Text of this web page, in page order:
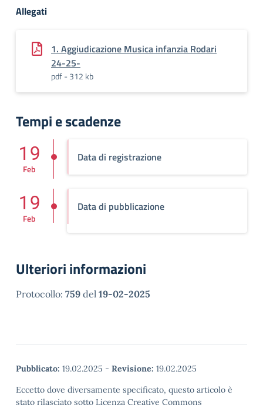
Allegati
1. Aggiudicazione Musica infanzia Rodari
24-25-
pdf - 312 kb
Tempi e scadenze
Data di registrazione
19
Feb
Data di pubblicazione
19
Feb
Ulteriori informazioni
Protocollo: 759 del 19-02-2025
Pubblicato: 19.02.2025 - Revisione: 19.02.2025
Eccetto dove diversamente specificato, questo articolo è
stato rilasciato sotto Licenza Creative Commons